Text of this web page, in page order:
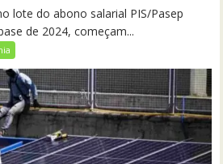
lote do abono salarial PIS/Pasep
de 2024, começam...